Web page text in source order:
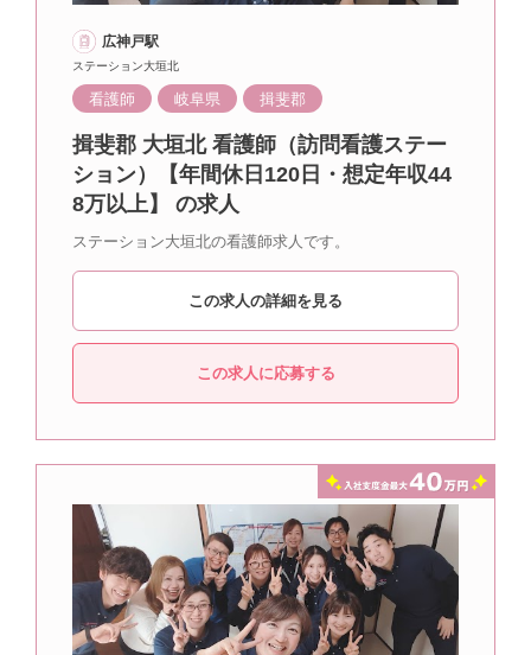
広神戸駅
ステーション大垣北
看護師 岐阜県 揖斐郡
揖斐郡 大垣北 看護師（訪問看護ステー
ション）【年間休日120日・想定年収44
8万以上】 の求人
ステーション大垣北の看護師求人です。
この求人の詳細を見る
この求人に応募する